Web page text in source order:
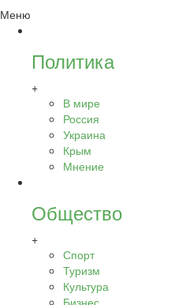
Меню
Политика
+
В мире
Россия
Украина
Крым
Мнение
Общество
+
Спорт
Туризм
Культура
Бизнес